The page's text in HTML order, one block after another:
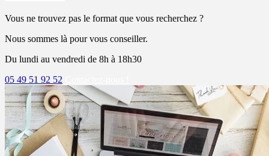
Vous ne trouvez pas le format que vous recherchez ?
Nous sommes là pour vous conseiller.
Du lundi au vendredi de 8h à 18h30
05 49 51 92 52